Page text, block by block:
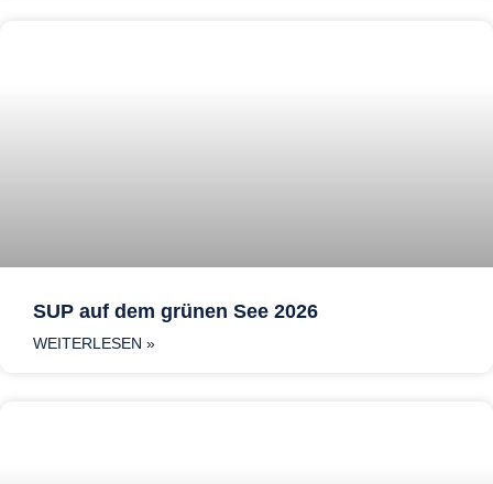
SUP auf dem grünen See 2026
WEITERLESEN »